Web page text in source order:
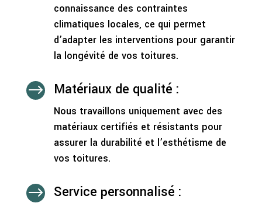
connaissance des contraintes
climatiques locales, ce qui permet
d’adapter les interventions pour garantir
la longévité de vos toitures.
$ Matériaux de qualité :
Nous travaillons uniquement avec des
matériaux certifiés et résistants pour
assurer la durabilité et l’esthétisme de
vos toitures.
$ Service personnalisé :